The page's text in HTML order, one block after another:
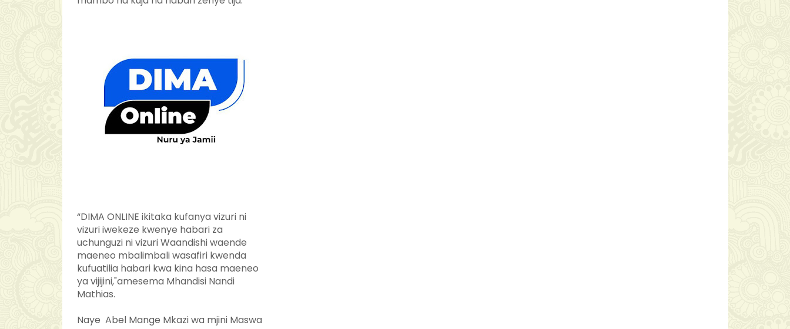
“DIMA ONLINE ikitaka kufanya vizuri ni
vizuri iwekeze kwenye habari za
uchunguzi ni vizuri Waandishi waende
maeneo mbalimbali wasafiri kwenda
kufuatilia habari kwa kina hasa maeneo
ya vijijini,"amesema Mhandisi Nandi
Mathias.
Naye Abel Mange Mkazi wa mjini Maswa